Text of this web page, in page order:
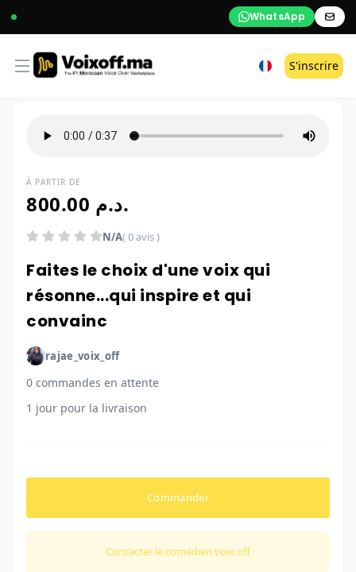
WhatsApp
Open menu S'inscrire
À PARTIR DE
800.00 د.م.
Faites le choix d'une voix qui
résonne...qui inspire et qui
convainc
rajae_voix_off
0 commandes en attente
1 jour pour la livraison
N/A( 0 avis )
Commander
Contacter le comédien voix off